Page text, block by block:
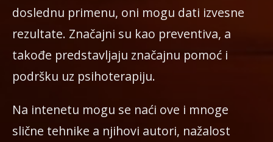
doslednu primenu, oni mogu dati izvesne
rezultate. Značajni su kao preventiva, a
takođe predstavljaju značajnu pomoć i
podršku uz psihoterapiju.
Na intenetu mogu se naći ove i mnoge
slične tehnike a njihovi autori, nažalost